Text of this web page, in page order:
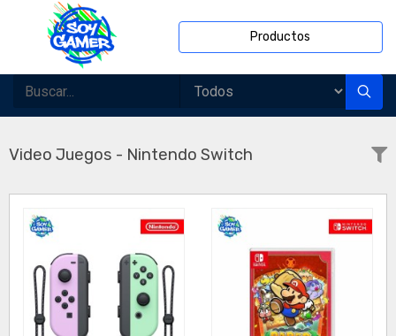
Productos
Video Juegos - Nintendo Switch